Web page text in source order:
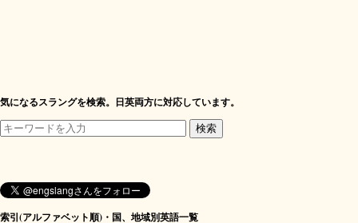
気になるスラングを検索。日英両方に対応しています。
索引(アルファベット順)・国、地域別英語一覧